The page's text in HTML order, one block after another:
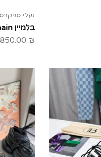
נעלי סניקרס
בלמיין Balmain
850.00 ₪